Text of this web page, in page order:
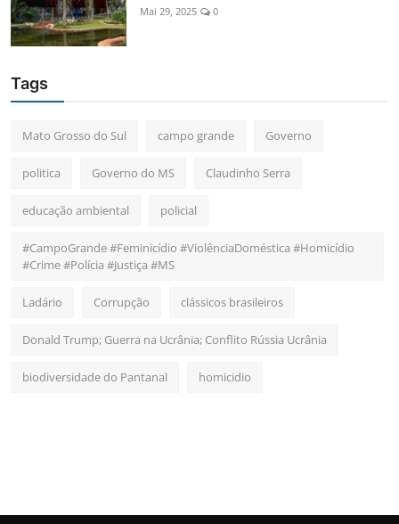
Mai 29, 2025 0
Tags
Mato Grosso do Sul campo grande Governo
politica Governo do MS Claudinho Serra
educação ambiental policial
#CampoGrande #Feminicídio #ViolênciaDoméstica #Homicídio
#Crime #Polícia #Justiça #MS
Ladário Corrupção clássicos brasileiros
Donald Trump; Guerra na Ucrânia; Conflito Rússia Ucrânia
biodiversidade do Pantanal homicidio